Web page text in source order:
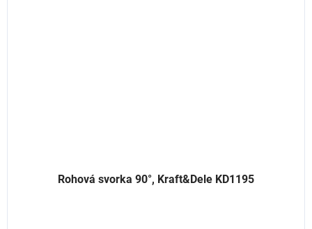
Rohová svorka 90°, Kraft&Dele KD1195